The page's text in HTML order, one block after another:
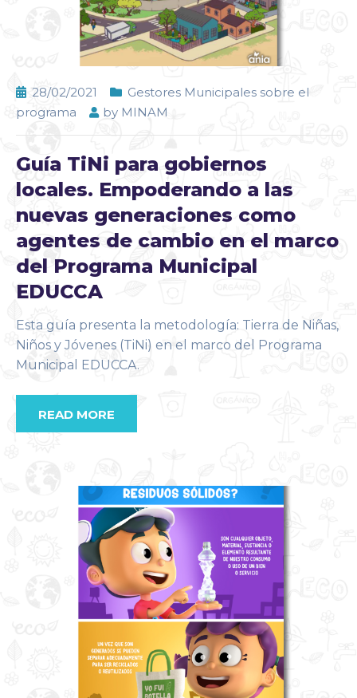
28/02/2021
Gestores Municipales sobre el
programa
by MINAM
Guía TiNi para gobiernos
locales. Empoderando a las
nuevas generaciones como
agentes de cambio en el marco
del Programa Municipal
EDUCCA
Esta guía presenta la metodología: Tierra de Niñas,
Niños y Jóvenes (TiNi) en el marco del Programa
Municipal EDUCCA.
READ MORE